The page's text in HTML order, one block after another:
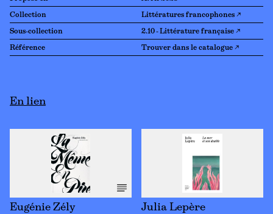
Collection Littératures francophones ↗
Sous-collection 2.10 - Littérature française ↗
Référence Trouver dans le catalogue ↗
En lien
Eugénie Zély Julia Lepère